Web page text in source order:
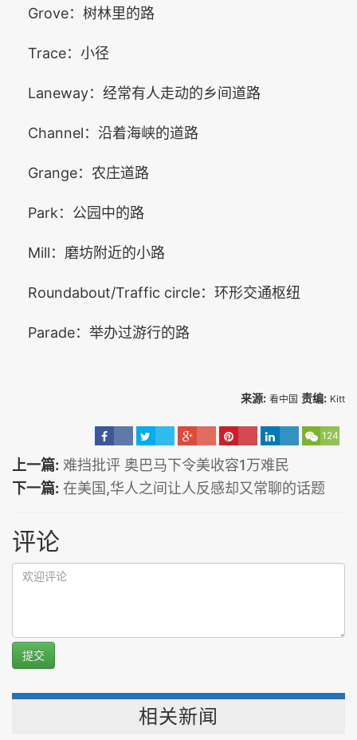
Grove：树林里的路
Trace：小径
Laneway：经常有人走动的乡间道路
Channel：沿着海峡的道路
Grange：农庄道路
Park：公园中的路
Mill：磨坊附近的小路
Roundabout/Traffic circle：环形交通枢纽
Parade：举办过游行的路
来源: 看中国 责编: Kitt
124
上一篇: 难挡批评 奥巴马下令美收容1万难民
下一篇: 在美国,华人之间让人反感却又常聊的话题
评论
提交
相关新闻